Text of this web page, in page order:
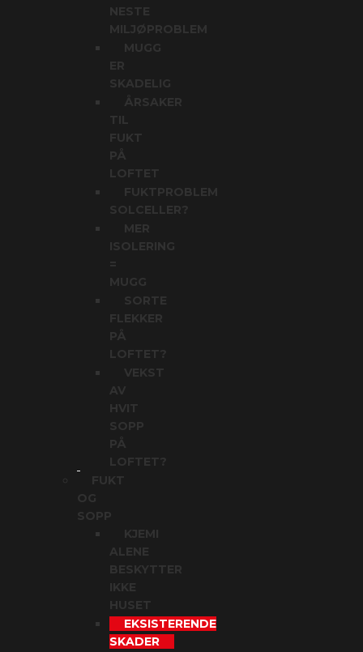
MILJØPROBLEM
MUGG
ER
SKADELIG
ÅRSAKER
FUKT
PÅ
FUKTPROBLEM
SOLCELLER?
MER
ISOLERING
MUGG
SORTE
FLEKKER
PÅ
VEKST
AV
HVIT
SOPP
PÅ
FUKT
SOPP
KJEMI
ALENE
BESKYTTER
IKKE
HUSET
EKSISTERENDE
SKADER